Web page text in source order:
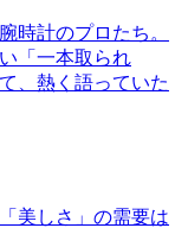
時計のプロたち。
「一本取られ
、熱く語っていた
美しさ」の需要は